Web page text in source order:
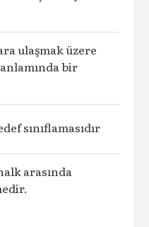
ulaşmak üzere
bir
sınıflamasıdır
arasında